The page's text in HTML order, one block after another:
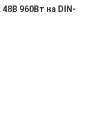
960Вт на DIN-